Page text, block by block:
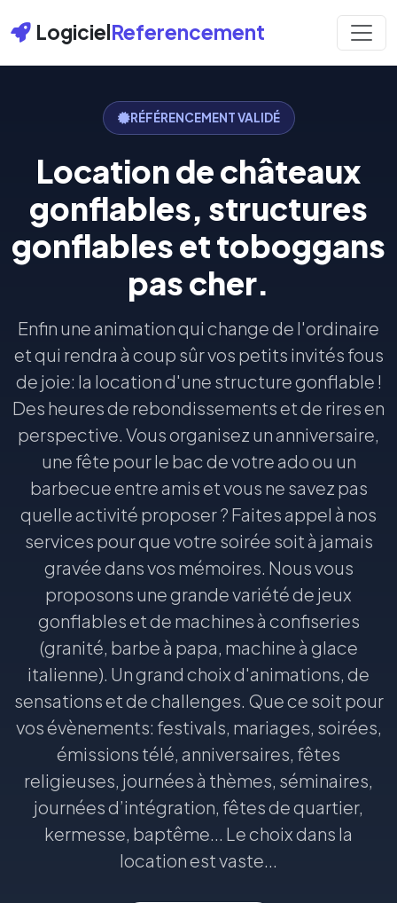
LogicielReferencement
RÉFÉRENCEMENT VALIDÉ
Location de châteaux
gonflables, structures
gonflables et toboggans
pas cher.
Enfin une animation qui change de l'ordinaire
et qui rendra à coup sûr vos petits invités fous
de joie: la location d'une structure gonflable !
Des heures de rebondissements et de rires en
perspective. Vous organisez un anniversaire,
une fête pour le bac de votre ado ou un
barbecue entre amis et vous ne savez pas
quelle activité proposer ? Faites appel à nos
services pour que votre soirée soit à jamais
gravée dans vos mémoires. Nous vous
proposons une grande variété de jeux
gonflables et de machines à confiseries
(granité, barbe à papa, machine à glace
italienne). Un grand choix d'animations, de
sensations et de challenges. Que ce soit pour
vos évènements: festivals, mariages, soirées,
émissions télé, anniversaires, fêtes
religieuses, journées à thèmes, séminaires,
journées d’intégration, fêtes de quartier,
kermesse, baptême... Le choix dans la
location est vaste...